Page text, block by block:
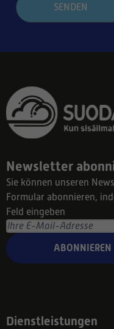
SENDEN
Newsletter
Sie können unseren
Formular abonnieren,
Feld eingeben
ABONNIEREN
Dienstleistungen